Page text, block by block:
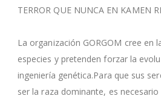
TERROR QUE NUNCA EN KAMEN
La organización GORGOM cree en
especies y pretenden forzar la
ingeniería genética.Para que sus
ser la raza dominante, es